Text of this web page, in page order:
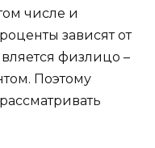
числе и
зависят от
физлицо –
Поэтому